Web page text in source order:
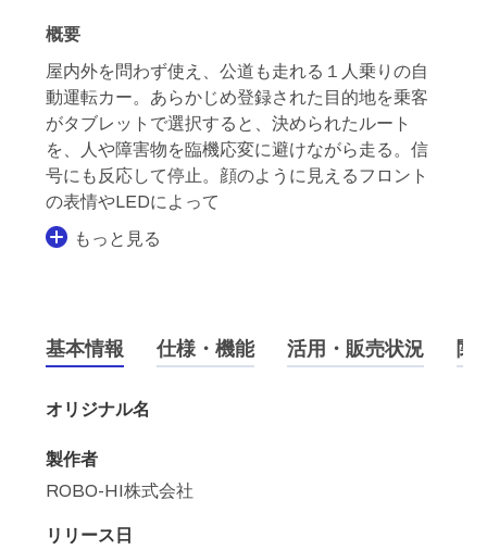
概要
屋内外を問わず使え、公道も走れる１人乗りの自
動運転カー。あらかじめ登録された目的地を乗客
がタブレットで選択すると、決められたルート
を、人や障害物を臨機応変に避けながら走る。信
号にも反応して停止。顔のように見えるフロント
の表情やLEDによって
もっと見る
基本情報 仕様・機能 活用・販売状況 関
オリジナル名
製作者
ROBO-HI株式会社
リリース日